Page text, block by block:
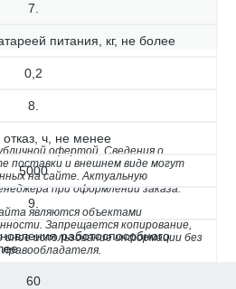
7.
питания, кг, не более
0,2
8.
ч, не менее
5000
9.
работоспособного
60
офертой. Сведения о
поставки и внешнем виде могут
на сайте. Актуальную
при оформлении заказа.
являются объектами
Запрещается копирование,
использование информации без
правообладателя.